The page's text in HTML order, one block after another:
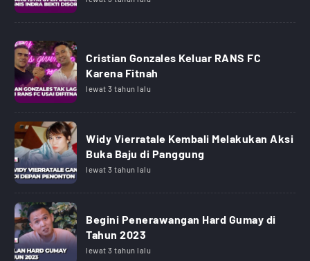
Cristian Gonzales Keluar RANS FC
Karena Fitnah
lewat 3 tahun lalu
Widy Vierratale Kembali Melakukan Aksi
Buka Baju di Panggung
lewat 3 tahun lalu
Begini Penerawangan Hard Gumay di
Tahun 2023
lewat 3 tahun lalu